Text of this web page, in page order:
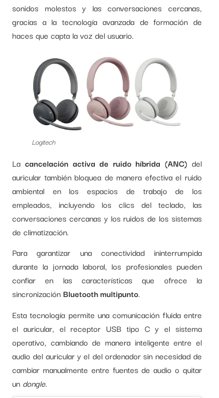
sonidos molestos y las conversaciones cercanas,
gracias a la tecnología avanzada de formación de
haces que capta la voz del usuario.
Logitech
Lacancelación activa de ruido híbrida (ANC)del
auricular también bloquea de manera efectiva el ruido
ambiental en los espacios de trabajo de los
empleados, incluyendo los clics del teclado, las
conversaciones cercanas y los ruidos de los sistemas
de climatización.
Para garantizar una conectividad ininterrumpida
durante la jornada laboral, los profesionales pueden
confiar en las características que ofrece la
sincronización Bluetooth multipunto.
Esta tecnología permite una comunicación fluida entre
el auricular, el receptor USB tipo C y el sistema
operativo, cambiando de manera inteligente entre el
audio del auricular y el del ordenador sin necesidad de
cambiar manualmente entre fuentes de audio o quitar
un dongle.